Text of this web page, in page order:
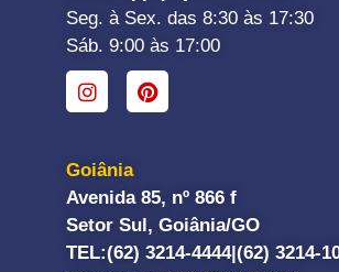
Seg. à Sex. das 8:30 às 17:30
Sáb. 9:00 às 17:00
Goiânia
Avenida 85, nº 866 f
Setor Sul, Goiânia/GO
TEL:(62) 3214-4444|(62) 3214-